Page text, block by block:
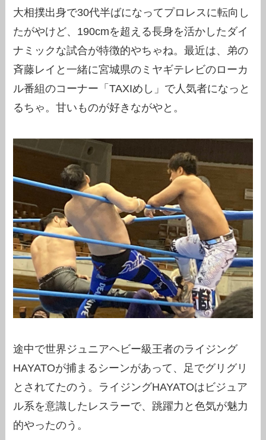
大相撲出身で30代半ばになってプロレスに転向し
たがやけど、190cmを超える長身を活かしたダイ
ナミックな試合が特徴的やちゃね。最近は、弟の
斉藤レイと一緒に宮城県のミヤギテレビのローカ
ル番組のコーナー「TAXIめし」で人気者になっと
るちゃ。甘いものが好きながやと。
途中で世界ジュニアヘビー級王者のライジング
HAYATOが捕まるシーンがあって、足でグリグリ
とされてたのう。ライジングHAYATOはビジュア
ル系を意識したレスラーで、跳躍力と色気が魅力
的やったのう。